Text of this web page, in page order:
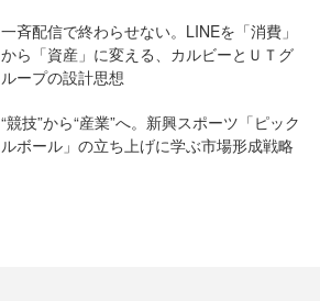
一斉配信で終わらせない。LINEを「消費」
から「資産」に変える、カルビーとＵＴグ
ループの設計思想
“競技”から“産業”へ。新興スポーツ「ピック
ルボール」の立ち上げに学ぶ市場形成戦略